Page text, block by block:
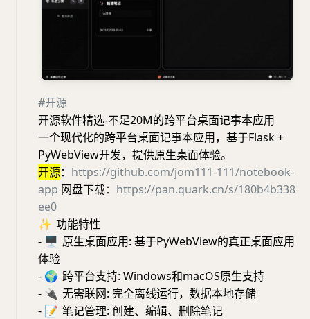
#开源
开源软件精选-不足20M的跨平台桌面记事本应用
一个现代化的跨平台桌面记事本应用，基于Flask +
PyWebView开发，提供原生桌面体验。
开源： https://github.com/jom111-111/notebook-
app 网盘下载： https://pan.quark.cn/s/180b4b338
ee0
✨ 功能特性
- 🖥 原生桌面应用: 基于PyWebView的真正桌面应用
体验
- 🌍 跨平台支持: Windows和macOS原生支持
- 🔌 无需联网: 完全离线运行，数据本地存储
- 📝 笔记管理: 创建、编辑、删除笔记